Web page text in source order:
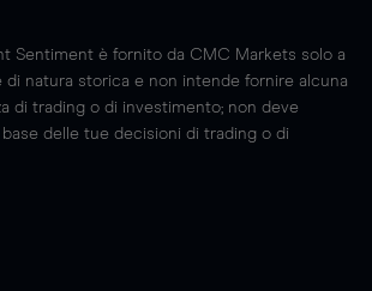
Sentiment è fornito da CMC Markets solo a
di natura storica e non intende fornire alcuna
di trading o di investimento; non deve
delle tue decisioni di trading o di